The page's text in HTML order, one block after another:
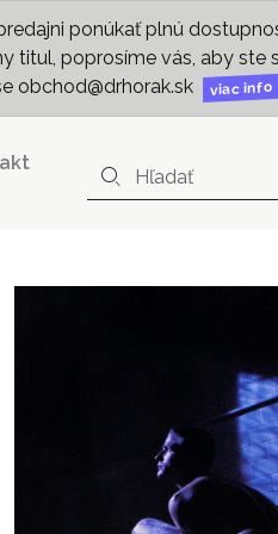
ponúkať plnú
poprosíme vás, aby ste
obchod@drhorak.sk
viac info